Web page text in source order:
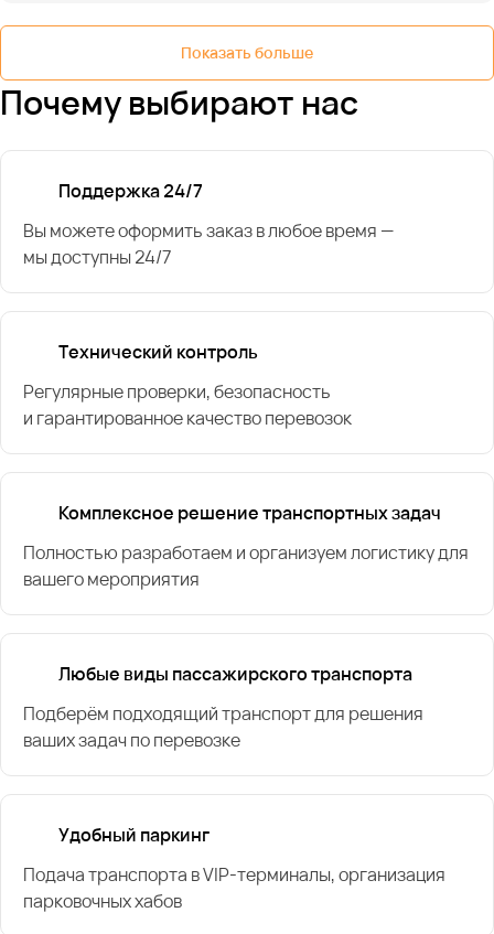
Показать больше
Почему выбирают нас
Поддержка 24/7
Вы можете оформить заказ в любое время —
мы доступны 24/7
Технический контроль
Регулярные проверки, безопасность
и гарантированное качество перевозок
Комплексное решение транспортных задач
Полностью разработаем и организуем логистику для
вашего мероприятия
Любые виды пассажирского транспорта
Подберём подходящий транспорт для решения
ваших задач по перевозке
Удобный паркинг
Подача транспорта в VIP-терминалы, организация
парковочных хабов